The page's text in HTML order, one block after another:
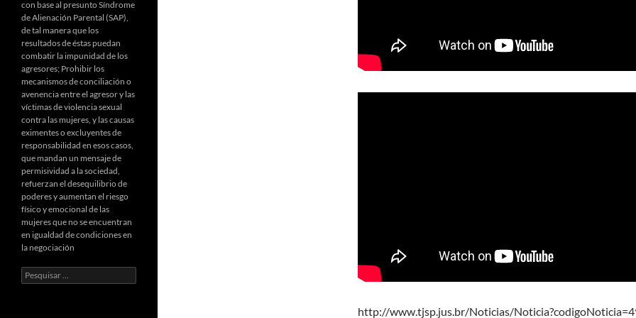
http://www.tjsp.jus.br/Noticias/
con base al presunto Síndrome
de Alienación Parental (SAP),
de tal manera que los
resultados de éstas puedan
combatir la impunidad de los
agresores; Prohibir los
mecanismos de conciliación o
avenencia entre el agresor y las
víctimas de violencia sexual
contra las mujeres, y las causas
eximentes o excluyentes de
responsabilidad en esos casos,
que mandan un mensaje de
permisividad a la sociedad,
refuerzan el desequilibrio de
poderes y aumentan el riesgo
físico y emocional de las
mujeres que no se encuentran
en igualdad de condiciones en
la negociación
Pesquisar
por: